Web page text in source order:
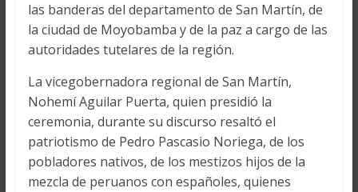
las banderas del departamento de San Martín, de
la ciudad de Moyobamba y de la paz a cargo de las
autoridades tutelares de la región.
La vicegobernadora regional de San Martín,
Nohemí Aguilar Puerta, quien presidió la
ceremonia, durante su discurso resaltó el
patriotismo de Pedro Pascasio Noriega, de los
pobladores nativos, de los mestizos hijos de la
mezcla de peruanos con españoles, quienes